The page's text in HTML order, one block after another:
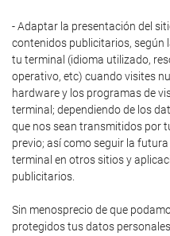
- Adaptar la presentación del
contenidos publicitarios, según
tu terminal (idioma utilizado,
operativo, etc) cuando visites
hardware y los programas de
terminal; dependiendo de los
que nos sean transmitidos por
previo; así como seguir la
terminal en otros sitios y
publicitarios.
Sin menosprecio de que
protegidos tus datos